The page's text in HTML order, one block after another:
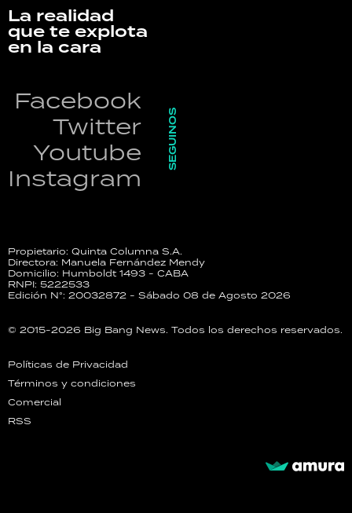
La realidad
que te explota
en la cara
Facebook
Twitter
Youtube
Instagram
SEGUINOS
Propietario: Quinta Columna S.A.
Directora: Manuela Fernández Mendy
Domicilio: Humboldt 1493 - CABA
RNPI: 5222533
Edición N°: 20032872 - Sábado 08 de Agosto 2026
© 2015-2026 Big Bang News. Todos los derechos reservados.
Políticas de Privacidad
Términos y condiciones
Comercial
RSS